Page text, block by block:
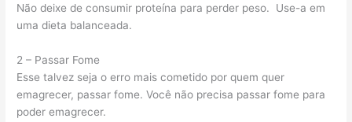
Não deixe de consumir proteína para perder peso. Use-a em
uma dieta balanceada.
2 – Passar Fome
Esse talvez seja o erro mais cometido por quem quer
emagrecer, passar fome. Você não precisa passar fome para
poder emagrecer.